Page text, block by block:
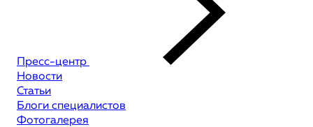
Пресс-центр
Новости
Статьи
Блоги специалистов
Фотогалерея